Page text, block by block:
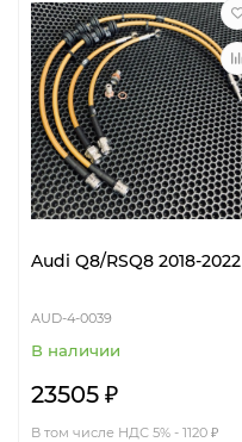
Audi Q8/RSQ8 2018-2022
AUD-4-0039
В наличии
23505 ₽
В том числе НДС 5% - 1120 ₽